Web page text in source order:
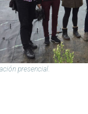
presencial.